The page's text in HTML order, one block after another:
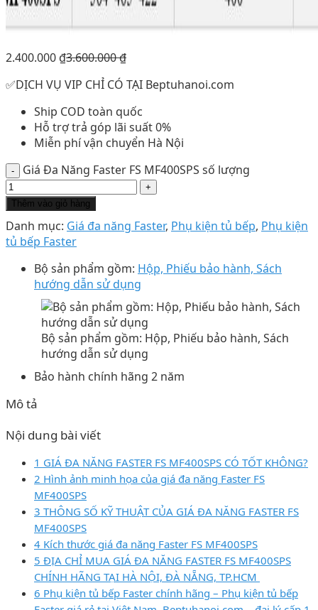
2.400.000 ₫3.600.000₫
✅DỊCH VỤ VIP CHỈ CÓ TẠI Beptuhanoi.com
Ship COD toàn quốc
Hỗ trợ trả góp lãi suất 0%
Miễn phí vận chuyển Hà Nội
Giá Đa Năng Faster FS MF400SPS số lượng
Thêm vào giỏ hàng
Danh mục: Giá đa năng Faster, Phụ kiện tủ bếp, Phụ kiện
tủ bếp Faster
Bộ sản phẩm gồm: Hộp, Phiếu bảo hành, Sách
hướng dẫn sử dụng
Bộ sản phẩm gồm: Hộp, Phiếu bảo hành, Sách
hướng dẫn sử dụng
Bảo hành chính hãng 2 năm
Mô tả
Nội dung bài viết
1 GIÁ ĐA NĂNG FASTER FS MF400SPS CÓ TỐT KHÔNG?
2 Hình ảnh minh họa của giá đa năng Faster FS
MF400SPS
3 THÔNG SỐ KỸ THUẬT CỦA GIÁ ĐA NĂNG FASTER FS
MF400SPS
4 Kích thước giá đa năng Faster FS MF400SPS
5 ĐỊA CHỈ MUA GIÁ ĐA NĂNG FASTER FS MF400SPS
CHÍNH HÃNG TẠI HÀ NỘI, ĐÀ NẴNG, TP.HCM
6 Phụ kiện tủ bếp Faster chính hãng – Phụ kiện tủ bếp